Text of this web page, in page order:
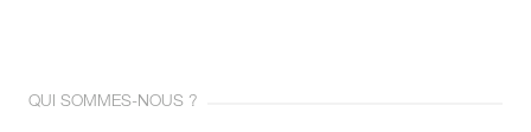
QUI SOMMES-NOUS ?